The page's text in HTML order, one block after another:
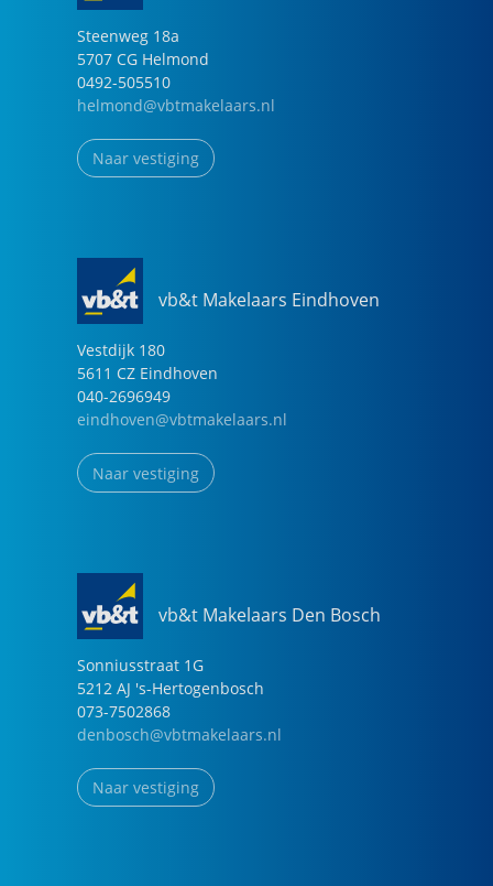
Steenweg 18a
5707 CG Helmond
0492-505510
helmond@vbtmakelaars.nl
Naar vestiging
vb&t Makelaars Eindhoven
Vestdijk 180
5611 CZ Eindhoven
040-2696949
eindhoven@vbtmakelaars.nl
Naar vestiging
vb&t Makelaars Den Bosch
Sonniusstraat 1G
5212 AJ 's-Hertogenbosch
073-7502868
denbosch@vbtmakelaars.nl
Naar vestiging